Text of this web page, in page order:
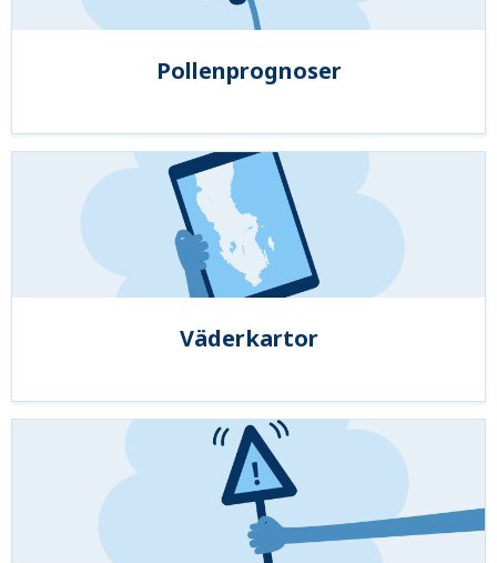
Pollenprognoser
Väderkartor